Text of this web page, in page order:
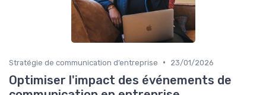
Stratégie de communication d’entreprise • 23/01/2026
Optimiser l'impact des événements de